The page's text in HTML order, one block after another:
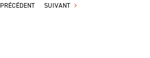
PRÉCÉDENT SUIVANT